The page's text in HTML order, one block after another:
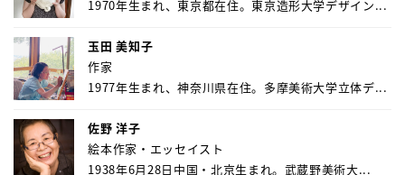
1970年生まれ、東京都在住。東京造形大学デザイン...
玉田 美知子
作家
1977年生まれ、神奈川県在住。多摩美術大学立体デ...
佐野 洋子
絵本作家・エッセイスト
1938年6月28日中国・北京生まれ。武蔵野美術大...